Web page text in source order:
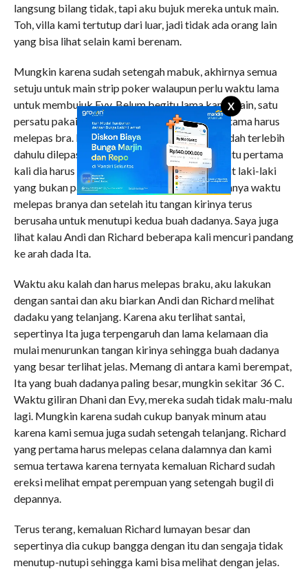
X
langsung bilang tidak, tapi aku bujuk mereka untuk main.
Toh, villa kami tertutup dari luar, jadi tidak ada orang lain
yang bisa lihat selain kami berenam.
Mungkin karena sudah setengah mabuk, akhirnya semua
setuju untuk main strip poker walaupun perlu waktu lama
untuk membujuk Evy. Belum begitu lama kami main, satu
persatu pakaian kami mulai lepas. Ita yang pertama harus
melepas bra. Baju kaos dan celana jeansnya sudah terlebih
dahulu dilepas. Ita terlihat sangat malu karena itu pertama
kali dia harus membiarkan buah dadanya dilihat laki-laki
yang bukan pacarnya. Dia membalikkan badannya waktu
melepas branya dan setelah itu tangan kirinya terus
berusaha untuk menutupi kedua buah dadanya. Saya juga
lihat kalau Andi dan Richard beberapa kali mencuri pandang
ke arah dada Ita.
Waktu aku kalah dan harus melepas braku, aku lakukan
dengan santai dan aku biarkan Andi dan Richard melihat
dadaku yang telanjang. Karena aku terlihat santai,
sepertinya Ita juga terpengaruh dan lama kelamaan dia
mulai menurunkan tangan kirinya sehingga buah dadanya
yang besar terlihat jelas. Memang di antara kami berempat,
Ita yang buah dadanya paling besar, mungkin sekitar 36 C.
Waktu giliran Dhani dan Evy, mereka sudah tidak malu-malu
lagi. Mungkin karena sudah cukup banyak minum atau
karena kami semua juga sudah setengah telanjang. Richard
yang pertama harus melepas celana dalamnya dan kami
semua tertawa karena ternyata kemaluan Richard sudah
ereksi melihat empat perempuan yang setengah bugil di
depannya.
Terus terang, kemaluan Richard lumayan besar dan
sepertinya dia cukup bangga dengan itu dan sengaja tidak
menutup-nutupi sehingga kami bisa melihat dengan jelas.